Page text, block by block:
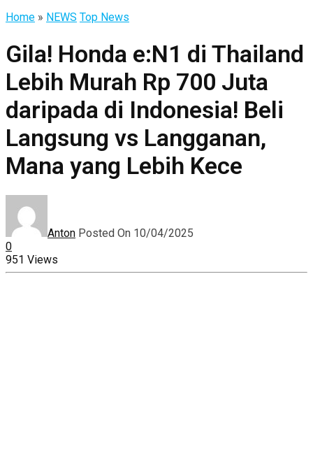
Home » NEWS Top News
Gila! Honda e:N1 di Thailand
Lebih Murah Rp 700 Juta
daripada di Indonesia! Beli
Langsung vs Langganan,
Mana yang Lebih Kece
Anton Posted On 10/04/2025
0
951 Views